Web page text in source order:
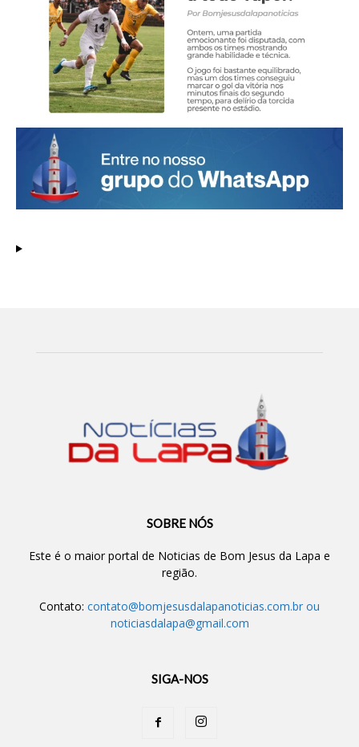
SOBRE NÓS
Este é o maior portal de Noticias de Bom Jesus da Lapa e
região.
Contato: contato@bomjesusdalapanoticias.com.br ou
noticiasdalapa@gmail.com
SIGA-NOS